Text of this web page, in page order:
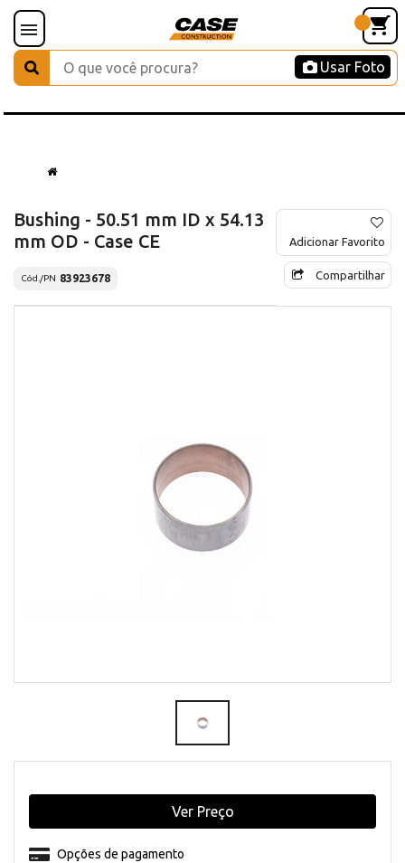
Usar Foto
Bushing - 50.51 mm ID x 54.13
mm OD - Case CE
Cód./PN 83923678
Adicionar Favorito
Compartilhar
Opções de pagamento
Ver Preço